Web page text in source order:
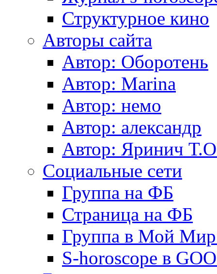
Структурное кино
Авторы сайта
Автор: Оборотень
Автор: Marina
Автор: немo
Автор: александр
Автор: Яринич
Социальные сети
Группа на ФБ
Страница на ФБ
Группа в Мой
S-horoscope в